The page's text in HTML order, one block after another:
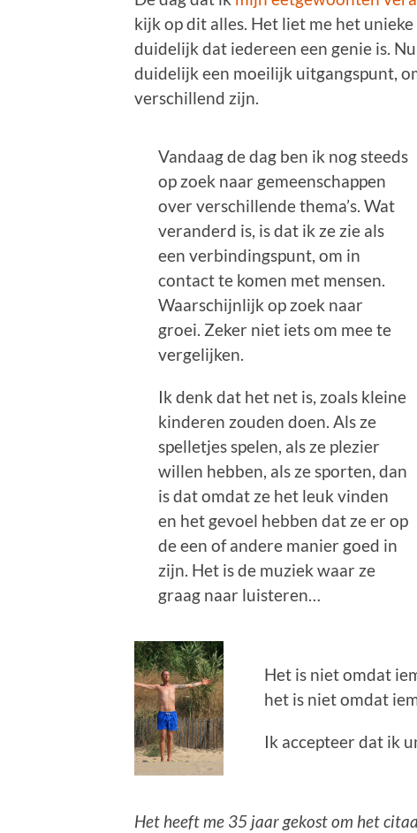
kijk op dit alles. Het liet me het
duidelijk dat iedereen een genie is.
duidelijk een moeilijk uitgangspunt,
verschillend zijn.
Vandaag de dag ben ik nog steeds
op zoek naar gemeenschappen
over verschillende thema’s. Wat
veranderd is, is dat ik ze zie als
een verbindingspunt, om in
contact te komen met mensen.
Waarschijnlijk op zoek naar
groei. Zeker niet iets om mee te
vergelijken.
Ik denk dat het net is, zoals kleine
kinderen zouden doen. Als ze
spelletjes spelen, als ze plezier
willen hebben, als ze sporten, dan
is dat omdat ze het leuk vinden
en het gevoel hebben dat ze er op
de een of andere manier goed in
zijn. Het is de muziek waar ze
graag naar luisteren…
Het is niet omdat
het is niet omdat
Ik accepteer dat ik
Het heeft me 35 jaar gekost om het